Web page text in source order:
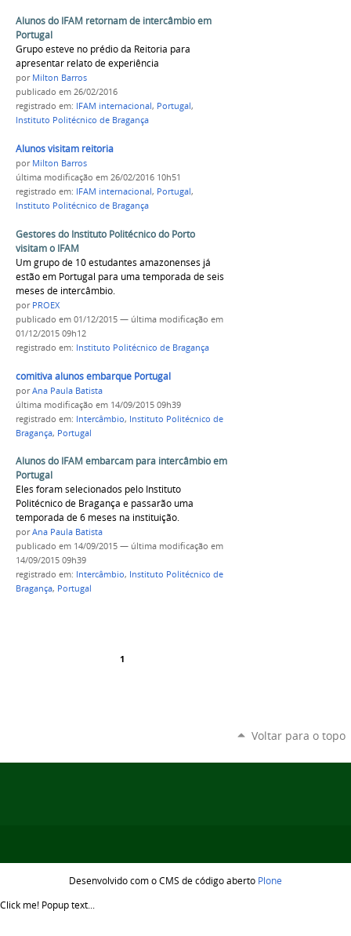
Alunos do IFAM retornam de intercâmbio em
Portugal
Grupo esteve no prédio da Reitoria para
apresentar relato de experiência
por Milton Barros
publicado em 26/02/2016
registrado em: IFAM internacional, Portugal,
Instituto Politécnico de Bragança
Alunos visitam reitoria
por Milton Barros
última modificação em 26/02/2016 10h51
registrado em: IFAM internacional, Portugal,
Instituto Politécnico de Bragança
Gestores do Instituto Politécnico do Porto
visitam o IFAM
Um grupo de 10 estudantes amazonenses já
estão em Portugal para uma temporada de seis
meses de intercâmbio.
por PROEX
publicado em 01/12/2015 — última modificação em
01/12/2015 09h12
registrado em: Instituto Politécnico de Bragança
comitiva alunos embarque Portugal
porAna Paula Batista
última modificação em 14/09/2015 09h39
registrado em: Intercâmbio, Instituto Politécnico de
Bragança, Portugal
Alunos do IFAM embarcam para intercâmbio em
Portugal
Eles foram selecionados pelo Instituto
Politécnico de Bragança e passarão uma
temporada de 6 meses na instituição.
porAna Paula Batista
publicado em 14/09/2015 — última modificação em
14/09/2015 09h39
registrado em: Intercâmbio, Instituto Politécnico de
Bragança, Portugal
1
Voltar para o topo
Desenvolvido com o CMS de código aberto Plone
Click me! Popup text...